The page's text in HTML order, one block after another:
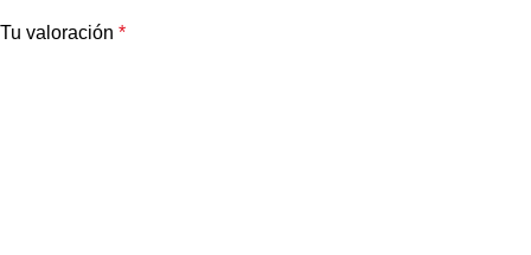
Tu valoración *